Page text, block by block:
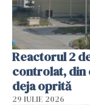
Reactorul 2
controlat, din
deja oprită
29 IULIE 2026